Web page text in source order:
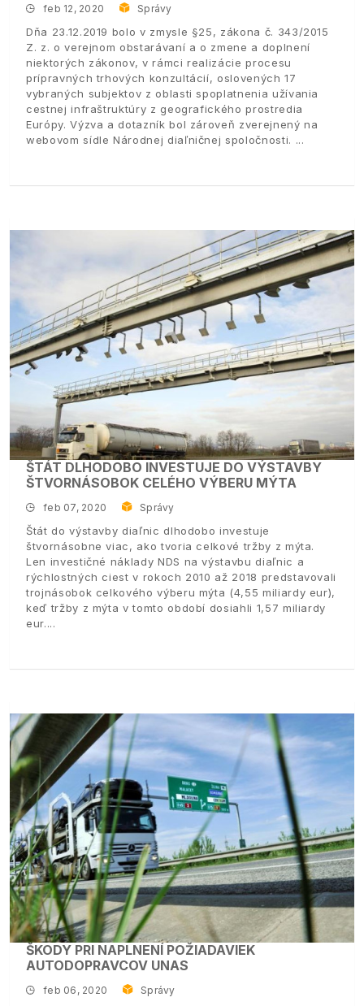
feb 12, 2020 Správy
Dňa 23.12.2019 bolo v zmysle §25, zákona č. 343/2015
Z. z. o verejnom obstarávaní a o zmene a doplnení
niektorých zákonov, v rámci realizácie procesu
prípravných trhových konzultácií, oslovených 17
vybraných subjektov z oblasti spoplatnenia užívania
cestnej infraštruktúry z geografického prostredia
Európy. Výzva a dotazník bol zároveň zverejnený na
webovom sídle Národnej diaľničnej spoločnosti.
ŠTÁT DLHODOBO INVESTUJE DO VÝSTAVBY
ŠTVORNÁSOBOK CELÉHO VÝBERU MÝTA
feb 07, 2020 Správy
Štát do výstavby diaľnic dlhodobo investuje
štvornásobne viac, ako tvoria celkové tržby z mýta.
Len investičné náklady NDS na výstavbu diaľnic a
rýchlostných ciest v rokoch 2010 až 2018 predstavovali
trojnásobok celkového výberu mýta (4,55 miliardy eur),
keď tržby z mýta v tomto období dosiahli 1,57 miliardy
eur.
ŠKODY PRI NAPLNENÍ POŽIADAVIEK
AUTODOPRAVCOV UNAS
feb 06, 2020 Správy